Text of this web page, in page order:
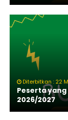
Diterbitkan : 22
Peserta yang
2026/2027